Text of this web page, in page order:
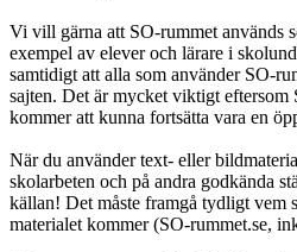
Vi vill gärna att SO-rummet används
exempel av elever och lärare i
samtidigt att alla som använder SO-
sajten. Det är mycket viktigt eftersom
kommer att kunna fortsätta vara en
När du använder text- eller
skolarbeten och på andra godkända
källan! Det måste framgå tydligt vem
materialet kommer (SO-rummet.se,